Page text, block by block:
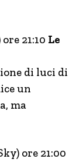
21:10 Le
di luci di
un
ma
ore 21:00